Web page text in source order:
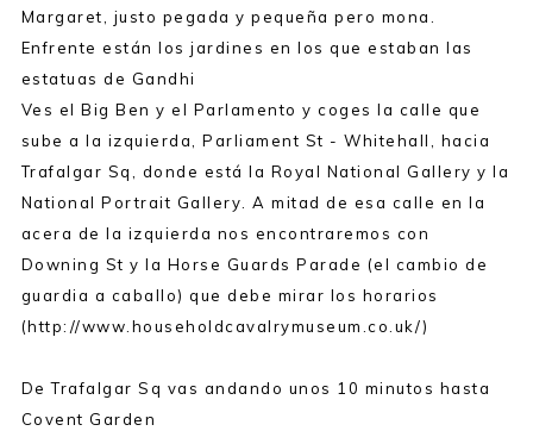
Margaret, justo pegada y pequeña pero mona.
Enfrente están los jardines en los que estaban las
estatuas de Gandhi
Ves el Big Ben y el Parlamento y coges la calle que
sube a la izquierda, Parliament St - Whitehall, hacia
Trafalgar Sq, donde está la Royal National Gallery y la
National Portrait Gallery. A mitad de esa calle en la
acera de la izquierda nos encontraremos con
Downing St y la Horse Guards Parade (el cambio de
guardia a caballo) que debe mirar los horarios
(http://www.householdcavalrymuseum.co.uk/)
De Trafalgar Sq vas andando unos 10 minutos hasta
Covent Garden